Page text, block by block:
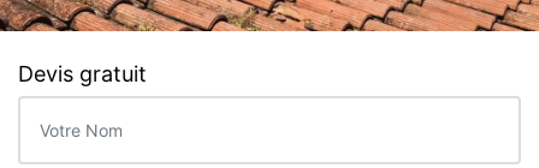
Devis gratuit